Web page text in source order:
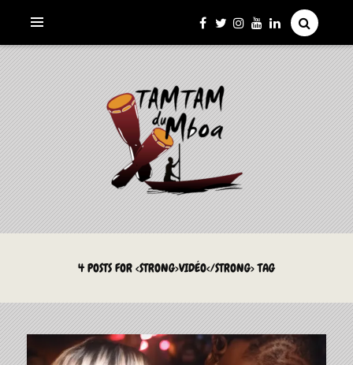
LE TAMTAM DU MBOA
La Culture du Mboa Dévoilée !
4 POSTS FOR <STRONG>VIDÉO</STRONG> TAG